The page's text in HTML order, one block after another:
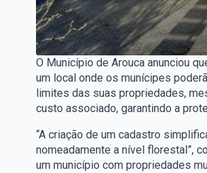
O Município de Arouca anunciou
um local onde os munícipes
limites das suas propriedades,
custo associado, garantindo a
“A criação de um cadastro
nomeadamente a nível florestal”,
um município com propriedades